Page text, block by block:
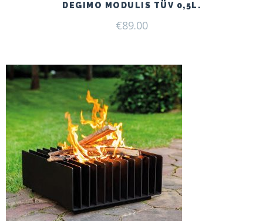
DEGIMO MODULIS TÜV 0,5L.
€89.00